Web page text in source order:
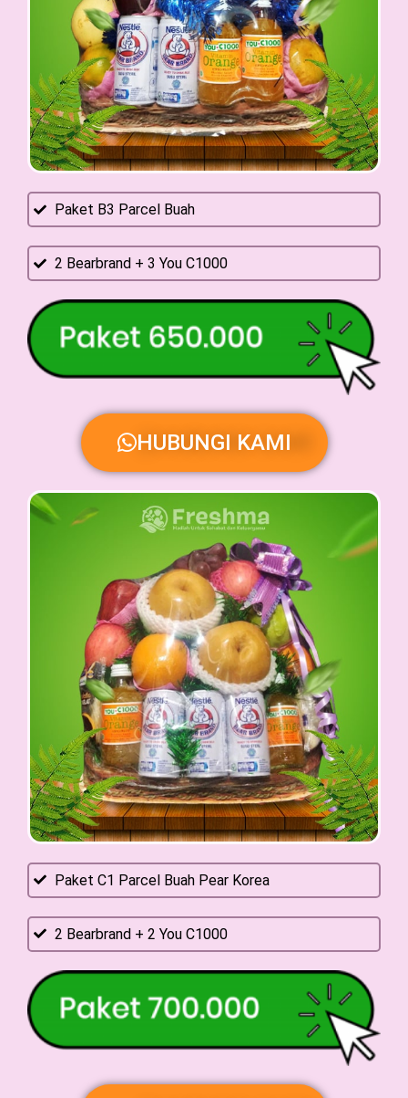
Paket B3 Parcel Buah
2 Bearbrand + 3 You C1000
HUBUNGI KAMI
Paket C1 Parcel Buah Pear Korea
2 Bearbrand + 2 You C1000